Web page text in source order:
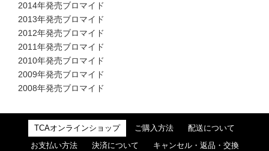
2014年発売ブロマイド
2013年発売ブロマイド
2012年発売ブロマイド
2011年発売ブロマイド
2010年発売ブロマイド
2009年発売ブロマイド
2008年発売ブロマイド
TCAオンラインショップ ご購入方法 配送について
お支払い方法 決済について キャンセル・返品・交換